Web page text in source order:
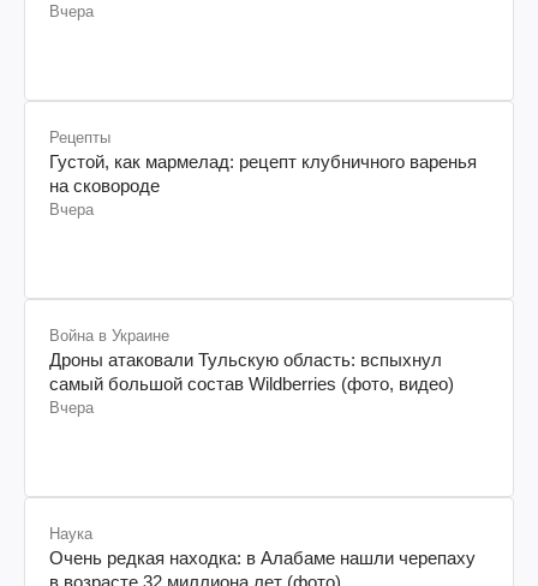
Вчера
Рецепты
Густой, как мармелад: рецепт клубничного варенья
на сковороде
Вчера
Война в Украине
Дроны атаковали Тульскую область: вспыхнул
самый большой состав Wildberries (фото, видео)
Вчера
Наука
Очень редкая находка: в Алабаме нашли черепаху
в возрасте 32 миллиона лет (фото)